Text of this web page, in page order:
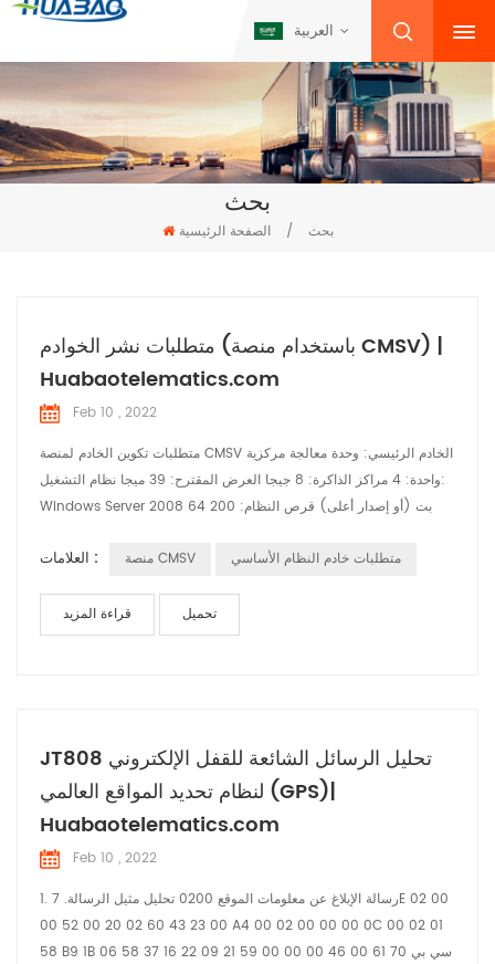
العربية
بحث
الصفحة الرئيسية / بحث
متطلبات نشر الخوادم (باستخدام منصة CMSV) |
Huabaotelematics.com
Feb 10 , 2022
متطلبات تكوين الخادم لمنصة CMSV الخادم الرئيسي: وحدة معالجة مركزية
واحدة: 4 مراكز الذاكرة: 8 جيجا العرض المقترح: 39 ميجا نظام التشغيل:
Windows Server 2008 64 بت (أو إصدار أعلى) قرص النظام: 200
النشطة: 3000 جيجا بايت نظام نشر الخادم ومتطلبات التكوين: أ، نظام
العلامات : منصة CMSV متطلبات خادم النظام الأساسي
قراءة المزيد تحميل
JT808 تحليل الرسائل الشائعة للقفل الإلكتروني
لنظام تحديد المواقع العالمي (GPS)|
Huabaotelematics.com
Feb 10 , 2022
1. رسالة الإبلاغ عن معلومات الموقع 0200 تحليل مثيل الرسالة. 7E 02 00
00 52 00 20 02 60 43 23 00 A4 00 02 00 00 00 0C 00 02 01
58 B9 1B 06 سي بي 70 61 00 46 00 00 00 59 21 09 22 16 37 58